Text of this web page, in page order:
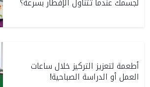
أطعمة لتعزيز التركيز خلال ساعات
العمل أو الدراسة الصباحية!